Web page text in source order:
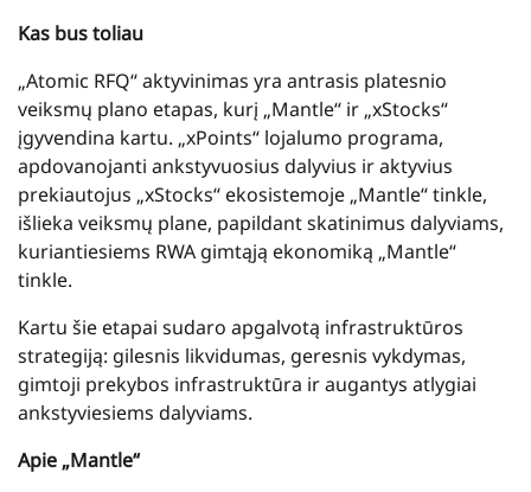
Kas bus toliau
„Atomic RFQ“ aktyvinimas yra antrasis platesnio
veiksmų plano etapas, kurį „Mantle“ ir „xStocks“
įgyvendina kartu. „xPoints“ lojalumo programa,
apdovanojanti ankstyvuosius dalyvius ir aktyvius
prekiautojus „xStocks“ ekosistemoje „Mantle“ tinkle,
išlieka veiksmų plane, papildant skatinimus dalyviams,
kuriantiesiems RWA gimtąją ekonomiką „Mantle“
tinkle.
Kartu šie etapai sudaro apgalvotą infrastruktūros
strategiją: gilesnis likvidumas, geresnis vykdymas,
gimtoji prekybos infrastruktūra ir augantys atlygiai
ankstyviesiems dalyviams.
Apie „Mantle“